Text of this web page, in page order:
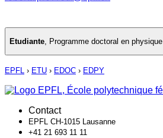
Etudiante, Programme doctoral en physique
EPFL › ETU › EDOC › EDPY
Contact
EPFL CH-1015 Lausanne
+41 21 693 11 11